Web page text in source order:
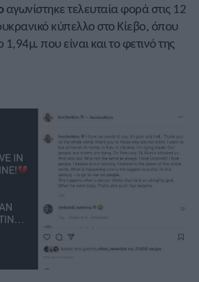
αγωνίστηκε τελευταία φορά στις 12
κύπελλο στο Κίεβο, όπου
που είναι και το φετινό της